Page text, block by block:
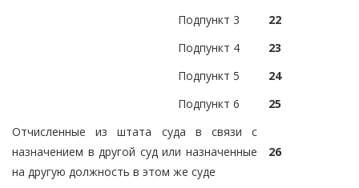
Подпункт 3
22
Подпункт 4
23
Подпункт 5
24
Подпункт 6
25
Отчисленные из штата суда в связи с
назначением в другой суд или назначенные
на другую должность в этом же суде
26